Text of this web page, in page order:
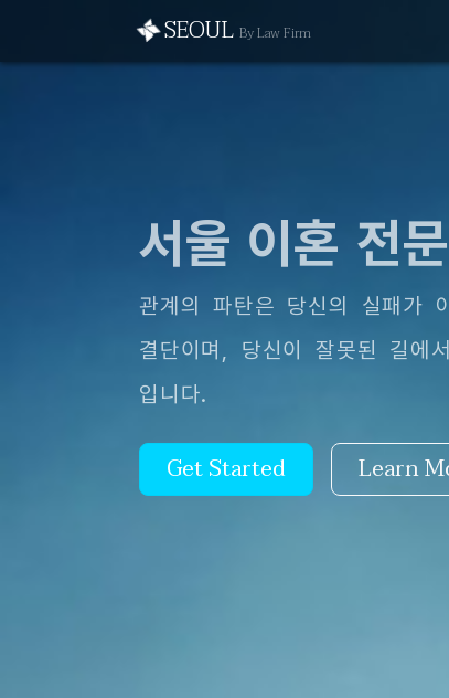
SEOUL By Law Firm
서울 이혼 전
관계의 파탄은 당신의 실패가
결단이며, 당신이 잘못된 길에
입니다.
Get Started Learn